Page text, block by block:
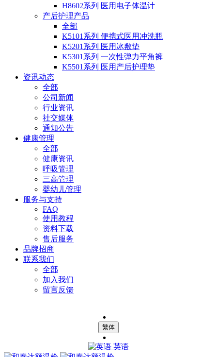
H8602系列 医用电子体温计
产后护理产品
全部
K5101系列 便携式医用冲洗瓶
K5201系列 医用冰敷垫
K5301系列 一次性弹力平角裤
K5501系列 医用产后护理垫
资讯动态
全部
公司新闻
行业资讯
社交媒体
通知公告
健康管理
全部
健康资讯
呼吸管理
三高管理
婴幼儿管理
服务与支持
FAQ
使用教程
资料下载
售后服务
品牌招商
联系我们
全部
加入我们
留言反馈
繁体
英语